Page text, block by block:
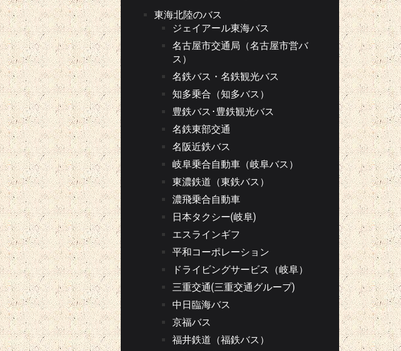
東海北陸のバス
ジェイアール東海バス
名古屋市交通局（名古屋市営バ
ス）
名鉄バス・名鉄観光バス
知多乗合（知多バス）
豊鉄バス･豊鉄観光バス
名鉄東部交通
名阪近鉄バス
岐阜乗合自動車（岐阜バス）
東濃鉄道（東鉄バス）
濃飛乗合自動車
日本タクシー(岐阜)
エスラインギフ
平和コーポレーション
ドライビングサービス（岐阜）
三重交通(三重交通グループ)
中日臨海バス
京福バス
福井鉄道（福鉄バス）